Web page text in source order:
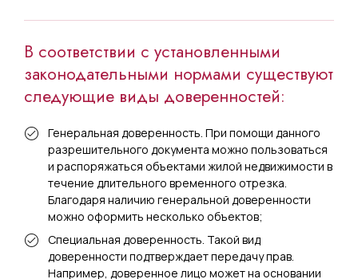
В соответствии с установленными
законодательными нормами существуют
следующие виды доверенностей:
Генеральная доверенность. При помощи данного
разрешительного документа можно пользоваться
и распоряжаться объектами жилой недвижимости в
течение длительного временного отрезка.
Благодаря наличию генеральной доверенности
можно оформить несколько объектов;
Специальная доверенность. Такой вид
доверенности подтверждает передачу прав.
Например, доверенное лицо может на основании